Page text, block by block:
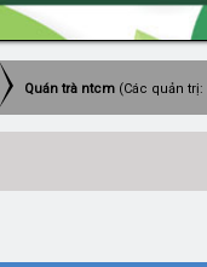
Quán trà ntcm (Các quản trị: